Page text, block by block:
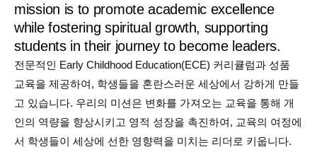
mission is to promote academic excellence
while fostering spiritual growth, supporting
students in their journey to become leaders.
전문적인 Early Childhood Education(ECE) 커리큘럼과 성품
교육을 제공하여, 학생들을 혼란스러운 세상에서 강하게 만들
고 있습니다. 우리의 미션은 변화를 가져오는 교육을 통해 개
인의 역량을 향상시키고 영적 성장을 촉진하여, 교육의 여정에
서 학생들이 세상에 선한 영향력을 미치는 리더로 키웁니다.